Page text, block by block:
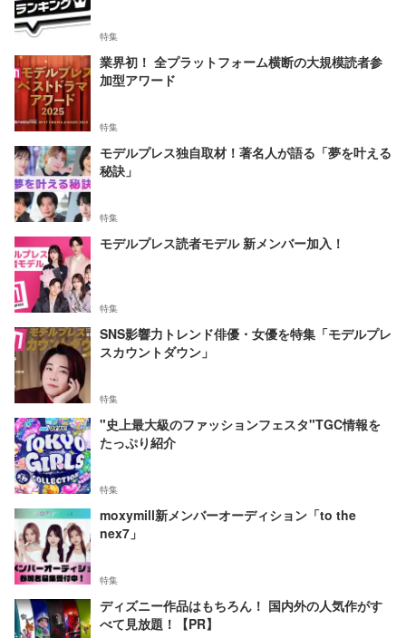
特集
業界初！ 全プラットフォーム横断の大規模読者参
加型アワード
特集
モデルプレス独自取材！著名人が語る「夢を叶える
秘訣」
特集
モデルプレス読者モデル 新メンバー加入！
特集
SNS影響力トレンド俳優・女優を特集「モデルプレ
スカウントダウン」
特集
"史上最大級のファッションフェスタ"TGC情報を
たっぷり紹介
特集
moxymill新メンバーオーディション「to the
nex7」
特集
ディズニー作品はもちろん！ 国内外の人気作がす
べて見放題！【PR】